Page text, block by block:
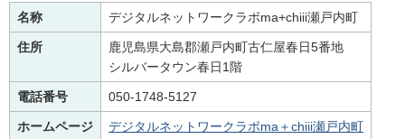
名称 デジタルネットワークラボma+chiii瀬戸内町
住所
鹿児島県大島郡瀬戸内町古仁屋春日5番地
シルバータウン春日1階
電話番号 050-1748-5127
ホームページ デジタルネットワークラボma＋chiii瀬戸内町